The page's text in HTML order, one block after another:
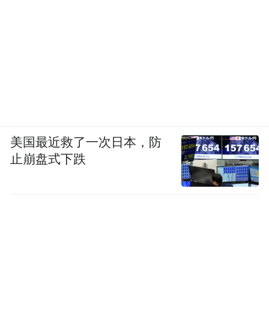
美国最近救了一次日本，防
止崩盘式下跌